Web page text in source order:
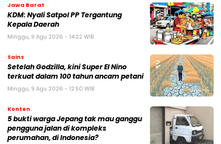
Jawa Barat
KDM: Nyali Satpol PP Tergantung
Kepala Daerah
Minggu, 9 Agu 2026 - 14:22 WIB
Sains
Setelah Godzilla, kini Super El Nino
terkuat dalam 100 tahun ancam petani
Minggu, 9 Agu 2026 - 12:50 WIB
Konten
5 bukti warga Jepang tak mau ganggu
pengguna jalan di kompleks
perumahan, di Indonesia?